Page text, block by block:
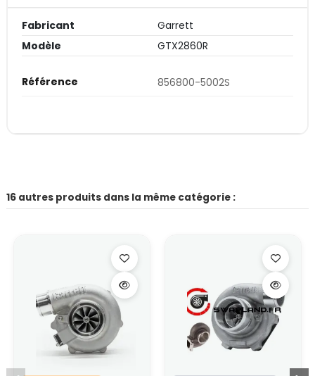
Fabricant
Garrett
Modèle
GTX2860R
Référence 856800-5002S
16 autres produits dans la même catégorie :